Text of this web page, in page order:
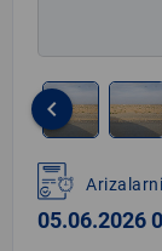
1
of
6
keyboard_arrow_left
05.06.2026